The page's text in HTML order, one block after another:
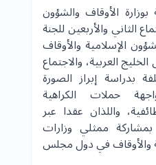
الأوقاف والشؤون
الثاني والأربعين للجنة
الإسلامية والأوقاف
العربية، والاجتماع
بدراسة إبراز الصورة
حملات الكراهية
واللذان عقدا عبر
ممثلي وزارات
والأوقاف في دول مجلس